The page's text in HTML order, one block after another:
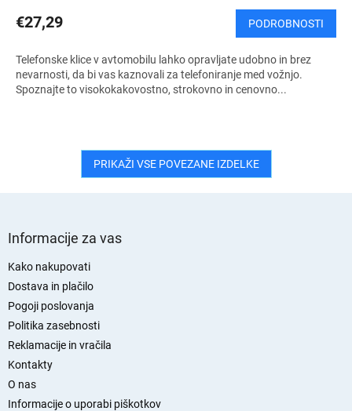
€27,29 PODROBNOSTI
Telefonske klice v avtomobilu lahko opravljate udobno in brez
nevarnosti, da bi vas kaznovali za telefoniranje med vožnjo.
Spoznajte to visokokakovostno, strokovno in cenovno...
PRIKAŽI VSE POVEZANE IZDELKE
Informacije za vas
Kako nakupovati
Dostava in plačilo
Pogoji poslovanja
Politika zasebnosti
Reklamacije in vračila
Kontakty
O nas
Informacije o uporabi piškotkov